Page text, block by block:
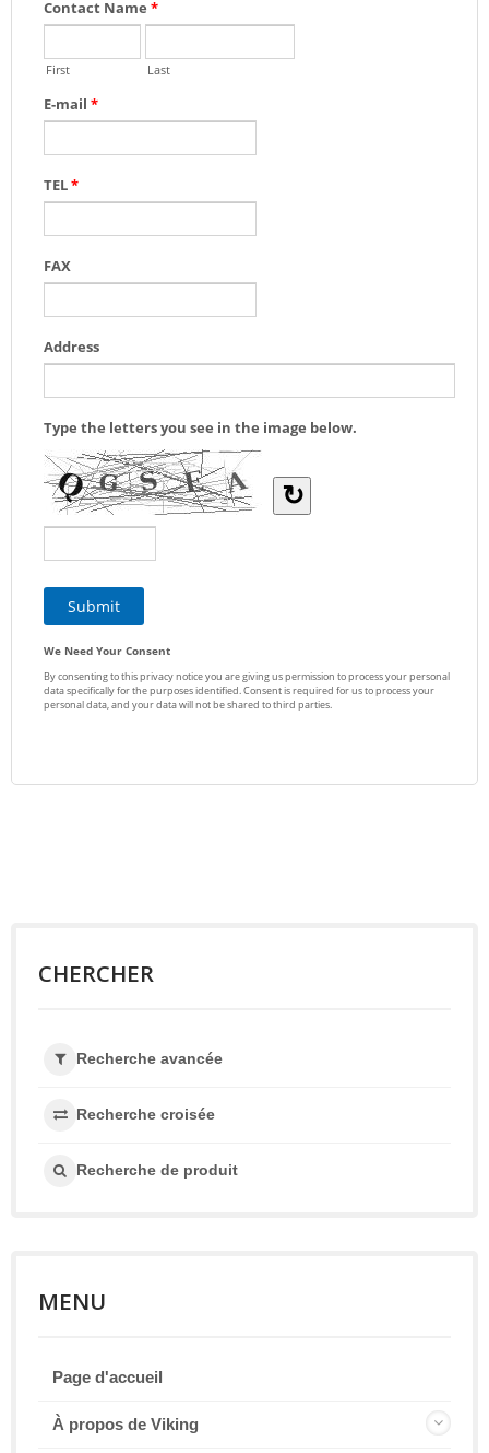
CHERCHER
Recherche avancée
Recherche croisée
Recherche de produit
MENU
Page d'accueil
À propos de Viking